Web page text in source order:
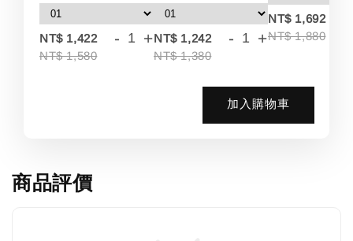
NT$ 1,422
NT$ 1,580
- +NT$ 1,242
NT$ 1,380
- +
NT$ 1,692
NT$ 1,880
加入購物車
商品評價